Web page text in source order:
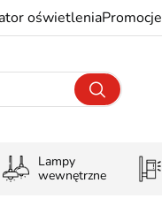
oświetleniaPromocje
Lampy
wewnętrzne